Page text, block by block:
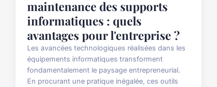
maintenance des supports
informatiques : quels
avantages pour l'entreprise ?
Les avancées technologiques réalisées dans les
équipements informatiques transforment
fondamentalement le paysage entrepreneurial.
En procurant une pratique inégalée, ces outils